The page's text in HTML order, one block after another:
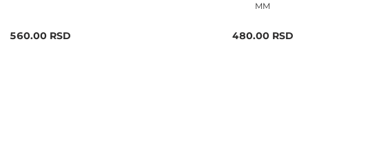
560.00RSD
MM
480.00RSD